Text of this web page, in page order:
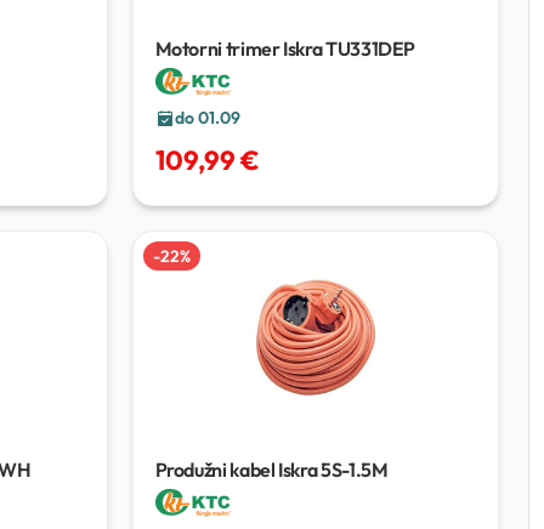
Motorni trimer Iskra TU331DEP
do 01.09
109,99 €
-22%
Produžni kabel Iskra 5S-1.5M